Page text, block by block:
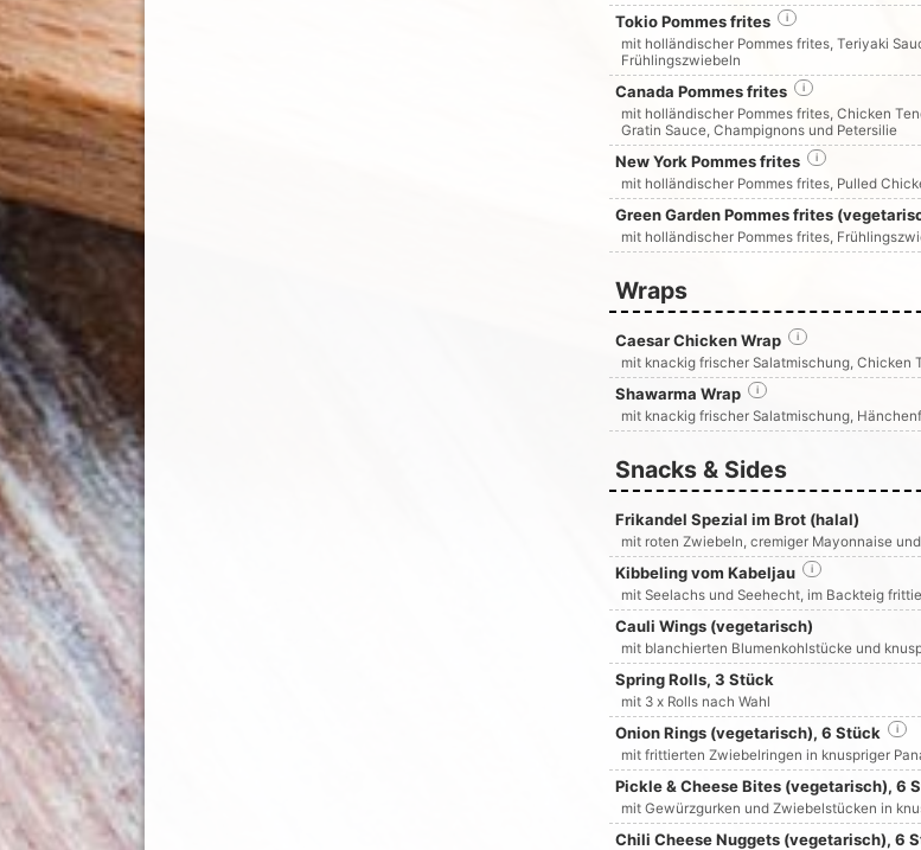
Tokio Pommes frites i
mit holländischer Pommes frites, Teriyaki
Frühlingszwiebeln
Canada Pommes frites i
mit holländischer Pommes frites, Chicken
Gratin Sauce, Champignons und Petersilie
New York Pommes frites i
mit holländischer Pommes frites, Pulled
Green Garden Pommes frites
mit holländischer Pommes frites,
Wraps
Caesar Chicken Wrap i
mit knackig frischer Salatmischung, Chicken
Shawarma Wrap i
mit knackig frischer Salatmischung,
Snacks & Sides
Frikandel Spezial im Brot (halal)
mit roten Zwiebeln, cremiger Mayonnaise
Kibbeling vom Kabeljau i
mit Seelachs und Seehecht, im Backteig
Cauli Wings (vegetarisch)
mit blanchierten Blumenkohlstücke und
Spring Rolls, 3 Stück
mit 3 x Rolls nach Wahl
Onion Rings (vegetarisch), 6 Stück i
mit frittierten Zwiebelringen in knuspriger
Pickle & Cheese Bites (vegetarisch), 6
mit Gewürzgurken und Zwiebelstücken in
Chili Cheese Nuggets (vegetarisch), 6